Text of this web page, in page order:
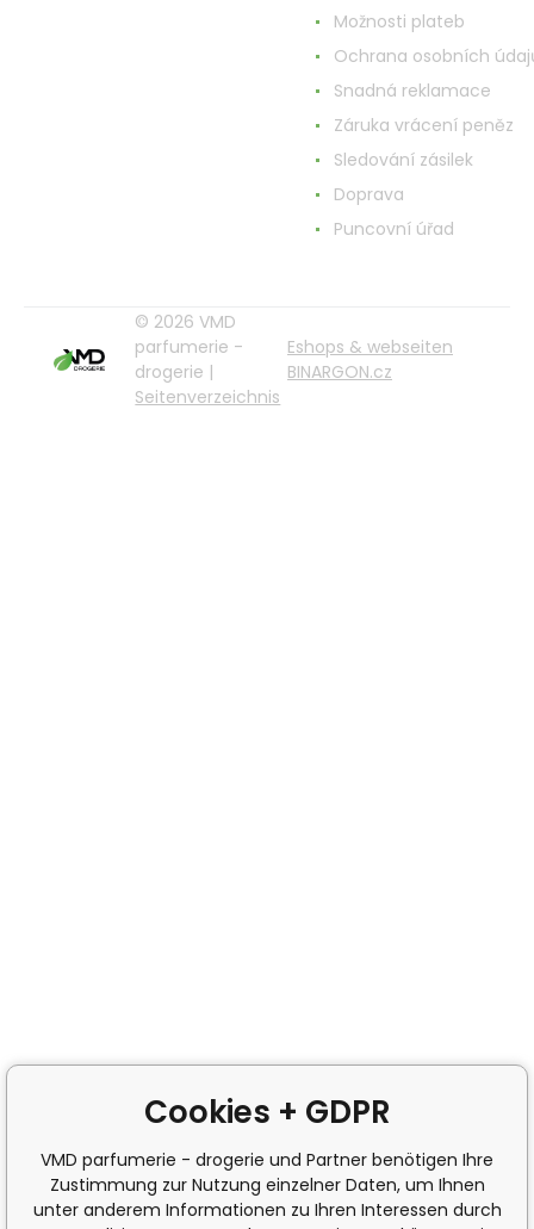
Možnosti plateb
Ochrana osobních
Snadná reklamace
Záruka vrácení peněz
Sledování zásilek
Doprava
Puncovní úřad
© 2026 VMD
parfumerie -
drogerie |
Seitenverzeichnis
Eshops & webseiten
BINARGON.cz
Cookies + GDPR
VMD parfumerie - drogerie und Partner benötigen Ihre
Zustimmung zur Nutzung einzelner Daten, um Ihnen
unter anderem Informationen zu Ihren Interessen durch